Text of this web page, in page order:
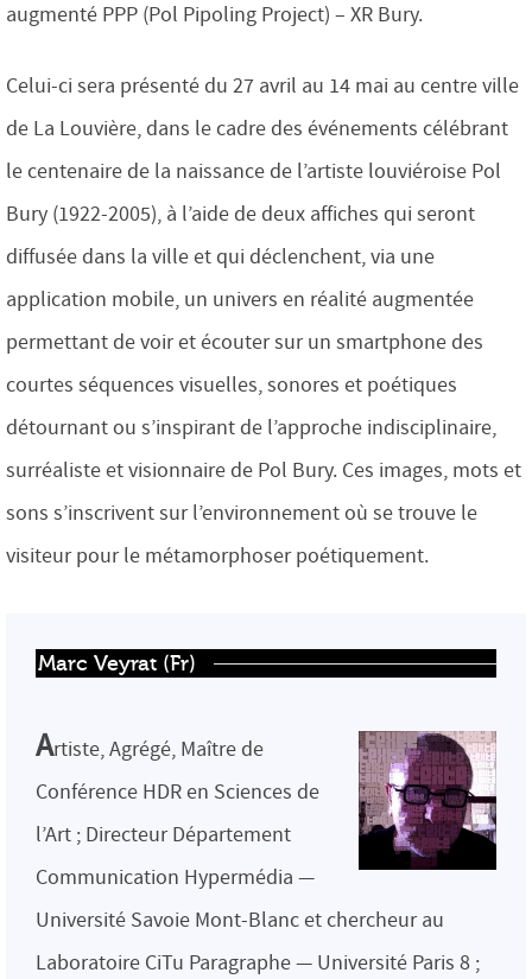
augmenté PPP (Pol Pipoling Project) – XR Bury.
Celui-ci sera présenté du 27 avril au 14 mai au centre ville
de La Louvière, dans le cadre des événements célébrant
le centenaire de la naissance de l’artiste louviéroise Pol
Bury (1922-2005), à l’aide de deux affiches qui seront
diffusée dans la ville et qui déclenchent, via une
application mobile, un univers en réalité augmentée
permettant de voir et écouter sur un smartphone des
courtes séquences visuelles, sonores et poétiques
détournant ou s’inspirant de l’approche indisciplinaire,
surréaliste et visionnaire de Pol Bury. Ces images, mots et
sons s’inscrivent sur l’environnement où se trouve le
visiteur pour le métamorphoser poétiquement.
Marc Veyrat (Fr)
Artiste, Agrégé, Maître de
Conférence HDR en Sciences de
l’Art ; Directeur Département
Communication Hypermédia —
Université Savoie Mont-Blanc et chercheur au
Laboratoire CiTu Paragraphe — Université Paris 8 ;